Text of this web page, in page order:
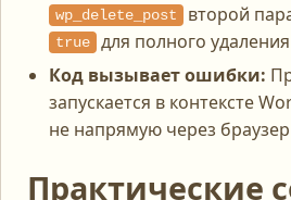
wp_delete_post второй
true для полного
Код вызывает ошибки:
запускается в контексте
не напрямую через браузер
Практические